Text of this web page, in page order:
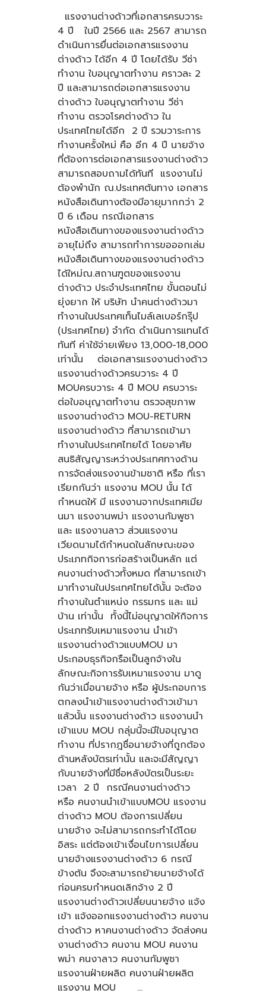
แรงงานต่างด้าวที่เอกสารครบวาระ
4 ปี ในปี 2566 และ 2567 สามารถ
ดำเนินการยื่นต่อเอกสารแรงงาน
ต่างด้าว ได้อีก 4 ปี โดยได้รับ วีซ่า
ทำงาน ใบอนุญาตทำงาน คราวละ 2
ปี และสามารถต่อเอกสารแรงงาน
ต่างด้าว ใบอนุญาตทำงาน วีซ่า
ทำงาน ตรวจโรคต่างด้าว ใน
ประเทศไทยได้อีก 2 ปี รวมวาระการ
ทำงานครั้งใหม่ คือ อีก 4 ปี นายจ้าง
ที่ต้องการต่อเอกสารแรงงานต่างด้าว
สามารถสอบถามได้ทันที แรงงานไม่
ต้องพำนัก ณ.ประเทศต้นทาง เอกสาร
หนังสือเดินทางต้องมีอายุมากกว่า 2
ปี 6 เดือน กรณีเอกสาร
หนังสือเดินทางของแรงงานต่างด้าว
อายุไม่ถึง สามารถทำการขอออกเล่ม
หนังสือเดินทางของแรงงานต่างด้าว
ได้ใหม่ณ.สถานฑูตของแรงงาน
ต่างด้าว ประจำประเทศไทย ขั้นตอนไม่
ยุ่งยาก ให้ บริษัท นำคนต่างด้าวมา
ทำงานในประเทศเท็นไมล์เลเบอร์กรุ๊ป
(ประเทศไทย) จำกัด ดำเนินการแทนได้
ทันที ค่าใช้จ่ายเพียง 13,000-18,000
เท่านั้น ต่อเอกสารแรงงานต่างด้าว
แรงงานต่างด้าวครบวาระ 4 ปี
MOUครบวาระ 4 ปี MOU ครบวาระ
ต่อใบอนุญาตทำงาน ตรวจสุขภาพ
แรงงานต่างด้าว MOU-RETURN
แรงงานต่างด้าว ที่สามารถเข้ามา
ทำงานในประเทศไทยได้ โดยอาศัย
สนธิสัญญาระหว่างประเทศทางด้าน
การจัดส่งแรงงานข้ามชาติ หรือ ที่เรา
เรียกกันว่า แรงงาน MOU นั้น ได้
กำหนดให้ มี แรงงานจากประเทศเมีย
นมา แรงงานพม่า แรงงานกัมพูชา
และ แรงงานลาว ส่วนแรงงาน
เวียดนามได้กำหนดในลักษณะของ
ประเภทกิจการก่อสร้างเป็นหลัก แต่
คนงานต่างด้าวทั้งหมด ที่สามารถเข้า
มาทำงานในประเทศไทยได้นั้น จะต้อง
ทำงานในตำแหน่ง กรรมกร และ แม่
บ้าน เท่านั้น ทั้งนี้ไม่อนุญาตให้กิจการ
ประเภทรับเหมาแรงงาน นำเข้า
แรงงานต่างด้าวแบบMOU มา
ประกอบธุรกิจกรือเป็นลูกจ้างใน
ลักษณะกิจการรับเหมาแรงงาน มาดู
กันว่าเมื่อนายจ้าง หรือ ผู้ประกอบการ
ตกลงนำเข้าแรงงานต่างด้าวเข้ามา
แล้วนั้น แรงงานต่างด้าว แรงงานนำ
เข้าแบบ MOU กลุ่มนี้จะมีใบอนุญาต
ทำงาน ที่ปรากฎชื่อนายจ้างที่ถูกต้อง
ด้านหลังบัตรเท่านั้น และจะมีสัญญา
กับนายจ้างที่มีชื่อหลังบัตรเป็นระยะ
เวลา 2 ปี กรณีคนงานต่างด้าว
หรือ คนงานนำเข้าแบบMOU แรงงาน
ต่างด้าว MOU ต้องการเปลี่ยน
นายจ้าง จะไม่สามารถกระทำได้โดย
อิสระ แต่ต้องเข้าเงื่อนไขการเปลี่ยน
นายจ้างแรงงานต่างด้าว 6 กรณี
ข้างต้น จึงจะสามารถย้ายนายจ้างได้
ก่อนครบกำหนดเลิกจ้าง 2 ปี
แรงงานต่างด้าวเปลี่ยนนายจ้าง แจ้ง
เข้า แจ้งออกแรงงานต่างด้าว คนงาน
ต่างด้าว หาคนงานต่างด้าว จัดส่งคน
งานต่างด้าว คนงาน MOU คนงาน
พม่า คนงาลาว คนงานกัมพูชา
แรงงานฝ่ายผลิต คนงานฝ่ายผลิต
แรงงาน MOU ...